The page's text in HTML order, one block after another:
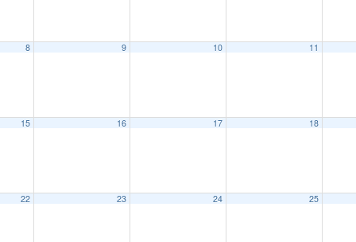
8 9 10 11
15 16 17 18
22 23 24 25